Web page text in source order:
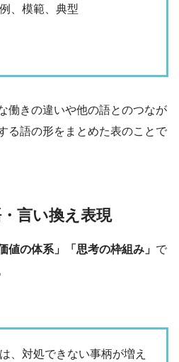
、模範、典型
働きの違いや他の語とのつなが
る語の形をまとめた表のことで
言い換え表現
価値の体系」「思考の枠組み」 で
、対処できない事柄が増え